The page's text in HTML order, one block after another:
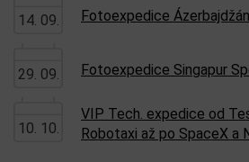
14. 09. Fotoexpedice
29. 09. Fotoexpedice Singapur
10. 10.
VIP Tech. expedice od
Robotaxi až po SpaceX a